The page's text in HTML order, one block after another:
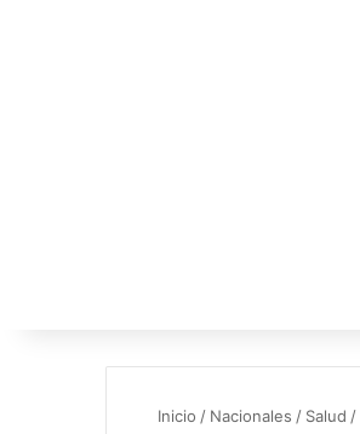
Inicio / Nacionales / Salud /